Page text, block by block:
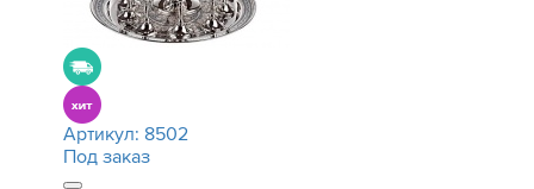
Артикул: 8502
Под заказ